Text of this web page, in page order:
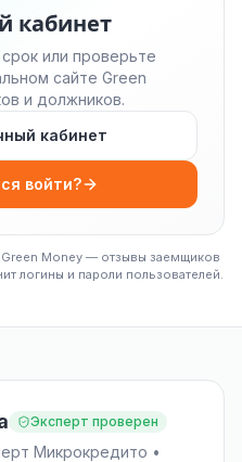
кабинет
или проверьте
сайте Green
и должников.
кабинет
войти?
Green Money — отзывы заемщиков
логины и пароли пользователей.
Эксперт проверен
Микрокредито •